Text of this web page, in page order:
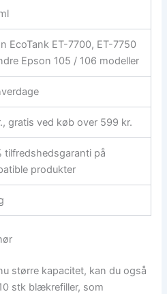
EcoTank ET-7700, ET-7750
Epson 105 / 106 modeller
gratis ved køb over 599 kr.
tilfredshedsgaranti på
produkter
større kapacitet, kan du også
stk blækrefiller, som